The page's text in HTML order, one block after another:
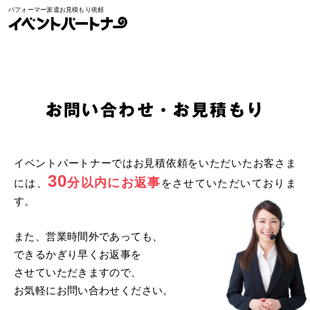
パフォーマー派遣お見積もり依頼
お問い合わせ・お見積もり
イベントパートナーではお見積依頼をいただいたお客さま
には、30分以内にお返事 をさせていただいておりま
す。
また、営業時間外であっても、
できるかぎり早くお返事を
させていただきますので、
お気軽にお問い合わせください。